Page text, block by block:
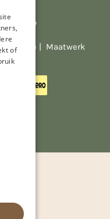
BTW
| Maatwerk
of